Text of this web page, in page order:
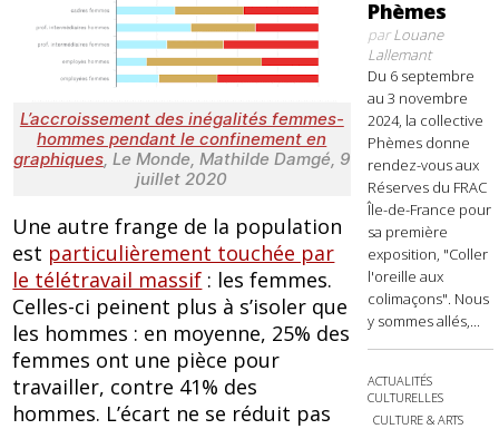
L’accroissement des inégalités femmes-
hommes pendant le confinement en
graphiques, Le Monde, Mathilde Damgé, 9
juillet 2020
Une autre frange de la population
est particulièrement touchée par
le télétravail massif : les femmes.
Celles-ci peinent plus à s’isoler que
les hommes : en moyenne, 25% des
femmes ont une pièce pour
travailler, contre 41% des
hommes. L’écart ne se réduit pas
Phèmes
parLouane
Lallemant
Du 6 septembre
au 3 novembre
2024, la collective
Phèmes donne
rendez-vous aux
Réserves du FRAC
Île-de-France pour
sa première
exposition, "Coller
l'oreille aux
colimaçons". Nous
y sommes allés,...
ACTUALITÉS
CULTURELLES
CULTURE & ARTS